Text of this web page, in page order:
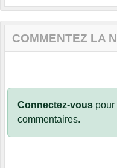
COMMENTEZ LA
Connectez-vous pour
commentaires.